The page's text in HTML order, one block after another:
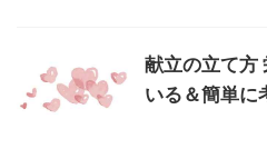
献立の立て方
いる＆簡単に